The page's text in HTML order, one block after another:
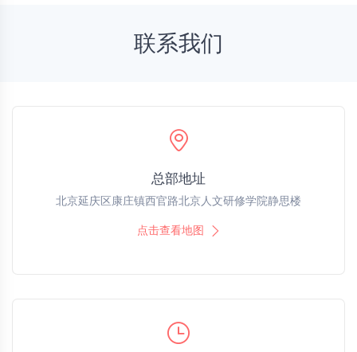
联系我们
总部地址
北京延庆区康庄镇西官路北京人文研修学院静思楼
点击查看地图